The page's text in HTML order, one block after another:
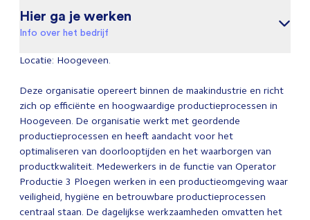
Hier ga je werken
Info over het bedrijf
Locatie: Hoogeveen.
Deze organisatie opereert binnen de maakindustrie en richt
zich op efficiënte en hoogwaardige productieprocessen in
Hoogeveen. De organisatie werkt met geordende
productieprocessen en heeft aandacht voor het
optimaliseren van doorlooptijden en het waarborgen van
productkwaliteit. Medewerkers in de functie van Operator
Productie 3 Ploegen werken in een productieomgeving waar
veiligheid, hygiëne en betrouwbare productieprocessen
centraal staan. De dagelijkse werkzaamheden omvatten het